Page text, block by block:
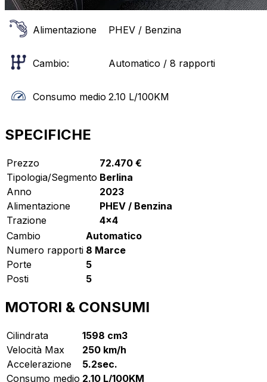
Alimentazione PHEV / Benzina
Cambio: Automatico / 8 rapporti
Consumo medio 2.10 L/100KM
SPECIFICHE
Prezzo
72.470 €
Tipologia/Segmento Berlina
Anno
2023
Alimentazione
PHEV / Benzina
Trazione
4x4
Cambio
Automatico
Numero rapporti 8 Marce
Porte
5
Posti
5
MOTORI & CONSUMI
Cilindrata
1598 cm3
Velocità Max
250 km/h
Accelerazione
5.2sec.
Consumo medio 2.10 L/100KM